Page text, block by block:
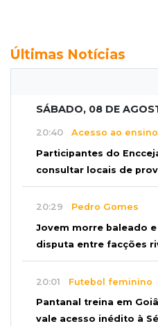
Últimas Notícias
SÁBADO, 08 DE
20:40 Acesso ao ensino
Participantes do
consultar locais de
20:29 Pedro Gomes
Jovem morre baleado
disputa entre facções
20:01 Futebol feminino
Pantanal treina em
vale acesso inédito à